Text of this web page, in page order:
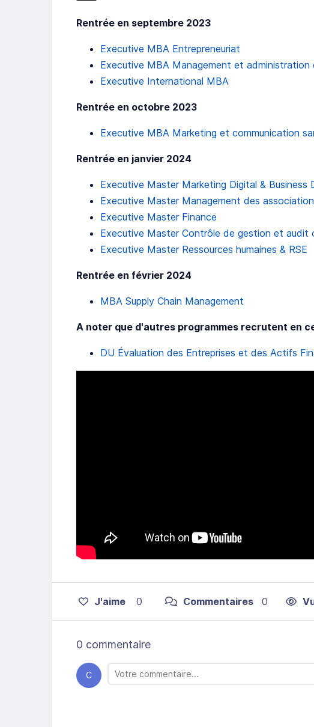
Rentrée en septembre 2023
Executive MBA Entrepreneuriat
Executive MBA Management et administration
Executive International MBA
Rentrée en octobre 2023
Executive MBA Marketing et communication
Rentrée en janvier 2024
Executive Master Marketing Digital & Business
Executive Master Management des
Executive Master Finance
Executive Master Contrôle de gestion et audit
Executive Master Ressources humaines & RSE
Rentrée en février 2024
MBA Supply Chain Management
A noter que d'autres programmes recrutent en
DU Évaluation des Entreprises et des Actifs
J'aime 0 Commentaires 0
0 commentaire
C